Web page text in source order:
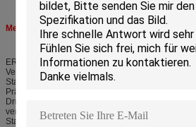
Memorandum der ERW-Rohr-Mühlanwendung
ERW-Rohr-Mühle, wie bekannt von manfacturing
Verwendung des Hochfrequenzschweißers und
Stahlrohr, Profil, etc. auch zu produzieren, die in
Präzisionsrohre, Selbstrohre, Zaun,
Druckrohrproduktion, mit passender
verbreitet ist fähig das API-Rohr, den
Standards auch, und so weiter produzieren.